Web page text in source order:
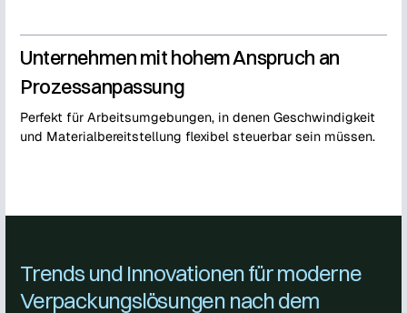
Unternehmen mit hohem Anspruch an
Prozessanpassung
Perfekt für Arbeitsumgebungen, in denen Geschwindigkeit
und Materialbereitstellung flexibel steuerbar sein müssen.
Trends und Innovationen für moderne
Verpackungslösungen nach dem